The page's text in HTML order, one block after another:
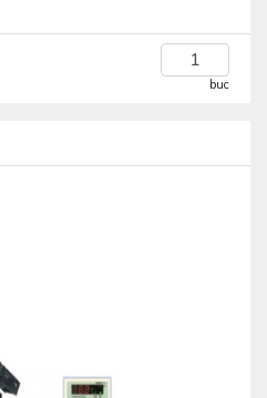
buc